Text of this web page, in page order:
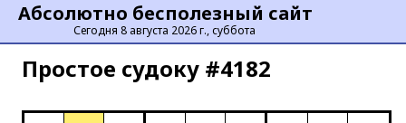
Абсолютно бесполезный сайт
Сегодня 8 августа 2026 г., суббота
Простое cудоку #4182